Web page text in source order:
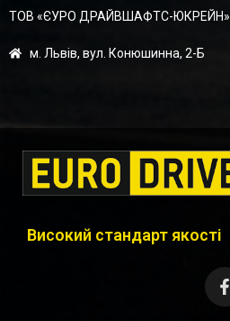
ТОВ «ЄУРО ДРАЙВШАФТC-ЮКРЕЙН»
м. Львів, вул. Конюшинна, 2-Б
Високий стандарт якості